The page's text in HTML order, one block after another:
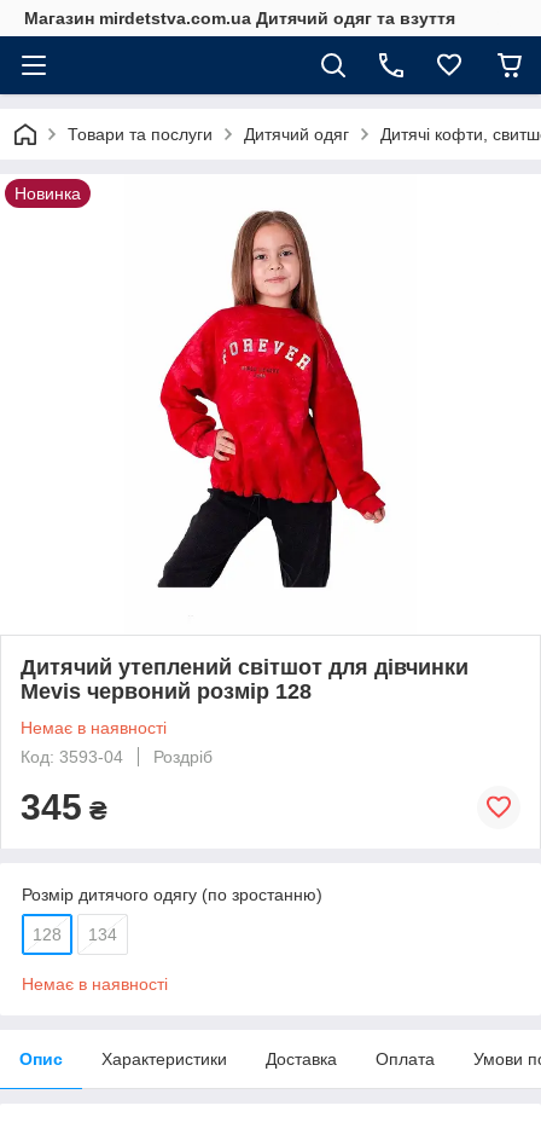
Магазин mirdetstva.com.ua Дитячий одяг та взуття
Товари та послуги Дитячий одяг Дитячі кофти,
Новинка
Дитячий утеплений світшот для дівчинки
Mevis червоний розмір 128
Немає в наявності
Код: 3593-04
Роздріб
345 ₴
Розмір дитячого одягу (по зростанню)
128 134
Немає в наявності
Опис Характеристики Доставка Оплата Умови